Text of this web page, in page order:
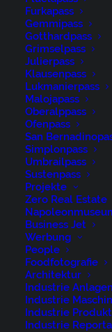
Furkapass
Gemmipass
Gotthardpass
Grimselpass
Julierpass
Klausenpass
Lukmanierpass
Malojapass
Oberalppass
Ofenpass
San
Simplonpass
Umbrailpass
Sustenpass
Projekte
Zero Real Estate
Business Jet
Werbung
People
Foodfotografie
Architektur
Industrie Anlagen
Industrie
Industrie
Industrie
Alp, Alpen, Alps,
Appenzell
Autumn, Berg,
Nebelmeer,
Switzerland,